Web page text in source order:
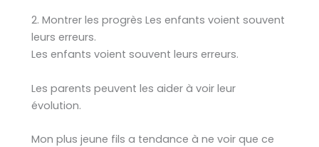
2. Montrer les progrès Les enfants voient souvent
leurs erreurs.
Les enfants voient souvent leurs erreurs.
Les parents peuvent les aider à voir leur
évolution.
Mon plus jeune fils a tendance à ne voir que ce